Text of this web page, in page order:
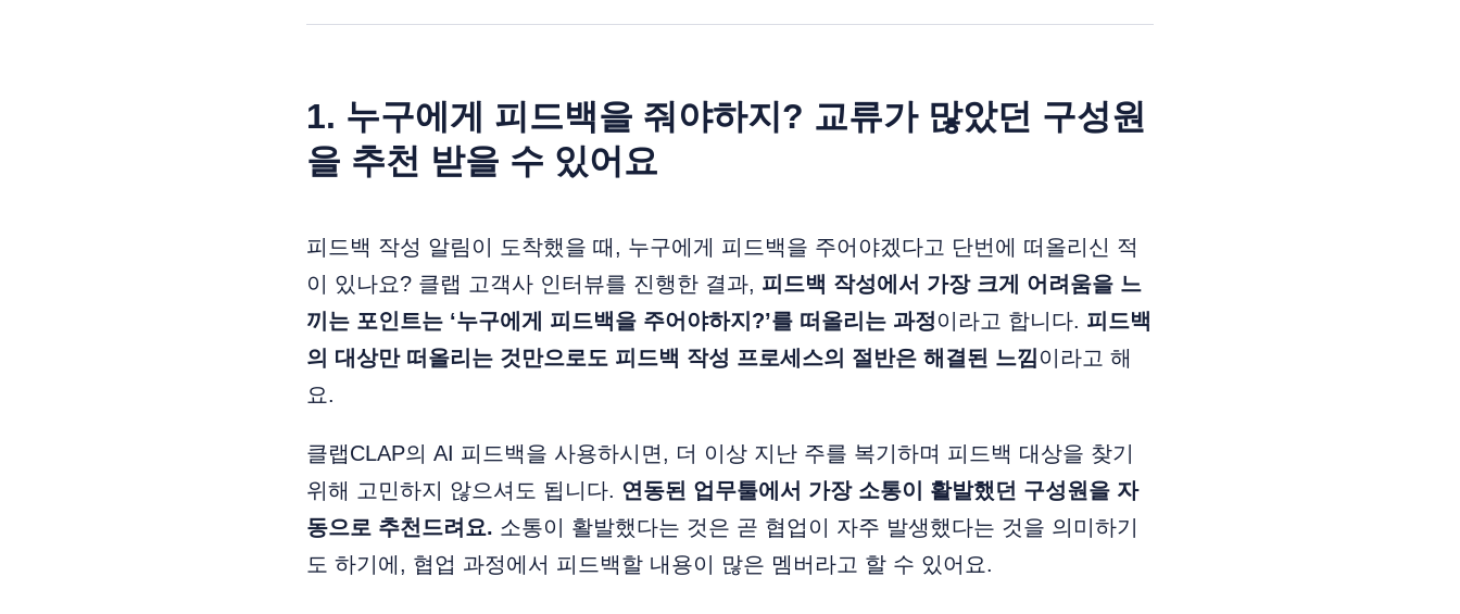
1. 누구에게 피드백을 줘야하지? 교류가 많았던 구성원
을 추천 받을 수 있어요
피드백 작성 알림이 도착했을 때, 누구에게 피드백을 주어야겠다고 단번에 떠올리신 적
이 있나요? 클랩 고객사 인터뷰를 진행한 결과, 피드백 작성에서 가장 크게 어려움을 느
끼는 포인트는 ‘누구에게 피드백을 주어야하지?’를 떠올리는 과정이라고 합니다. 피드백
의 대상만 떠올리는 것만으로도 피드백 작성 프로세스의 절반은 해결된 느낌이라고 해
요.
클랩CLAP의 AI 피드백을 사용하시면, 더 이상 지난 주를 복기하며 피드백 대상을 찾기
위해 고민하지 않으셔도 됩니다. 연동된 업무툴에서 가장 소통이 활발했던 구성원을 자
동으로 추천드려요. 소통이 활발했다는 것은 곧 협업이 자주 발생했다는 것을 의미하기
도 하기에, 협업 과정에서 피드백할 내용이 많은 멤버라고 할 수 있어요.